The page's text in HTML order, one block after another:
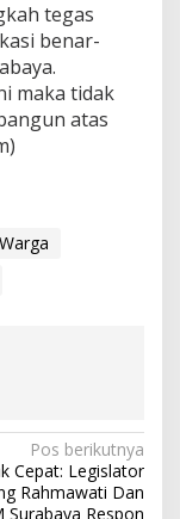
tegas
benar-
maka tidak
atas
Pos berikutnya
Cepat: Legislator
Rahmawati Dan
Surabaya Respon